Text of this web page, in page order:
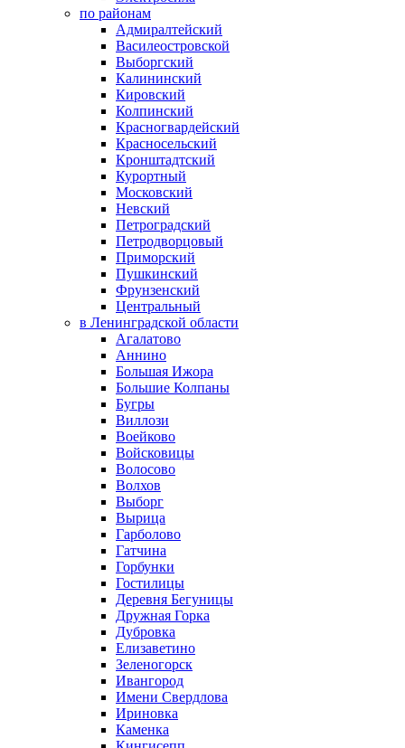
по районам
Адмиралтейский
Василеостровской
Выборгский
Калининский
Кировский
Колпинский
Красногвардейский
Красносельский
Кронштадтский
Курортный
Московский
Невский
Петроградский
Петродворцовый
Приморский
Пушкинский
Фрунзенский
Центральный
в Ленинградской области
Агалатово
Аннино
Большая Ижора
Большие Колпаны
Бугры
Виллози
Воейково
Войсковицы
Волосово
Волхов
Выборг
Вырица
Гарболово
Гатчина
Горбунки
Гостилицы
Деревня Бегуницы
Дружная Горка
Дубровка
Елизаветино
Зеленогорск
Ивангород
Имени Свердлова
Ириновка
Каменка